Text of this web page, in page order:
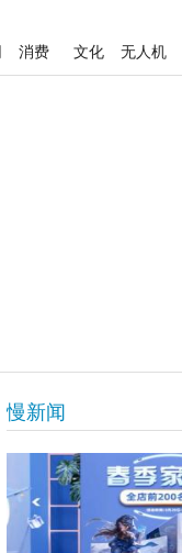
消费 文化 无人机
慢新闻